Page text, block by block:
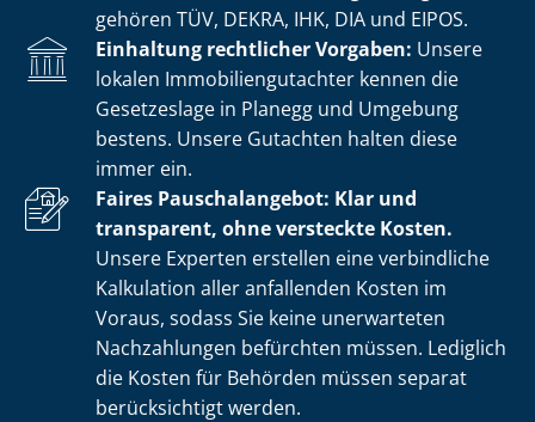
gehören TÜV, DEKRA, IHK, DIA und EIPOS.
Einhaltung rechtlicher Vorgaben: Unsere
lokalen Im­mo­bi­li­en­gut­ach­ter kennen die
Gesetzeslage in Planegg und Umgebung
bestens. Unsere Gutachten halten diese
immer ein.
Faires Pauschalangebot: Klar und
transparent, ohne versteckte Kosten.
Unsere Experten erstellen eine verbindliche
Kalkulation aller anfallenden Kosten im
Voraus, sodass Sie keine unerwarteten
Nachzahlungen befürchten müssen. Lediglich
die Kosten für Behörden müssen separat
berücksichtigt werden.